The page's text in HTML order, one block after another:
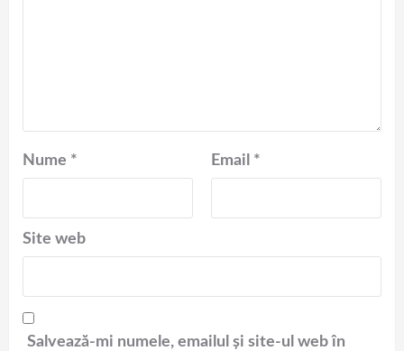
Nume * Email *
Site web
Salvează-mi numele, emailul și site-ul web în